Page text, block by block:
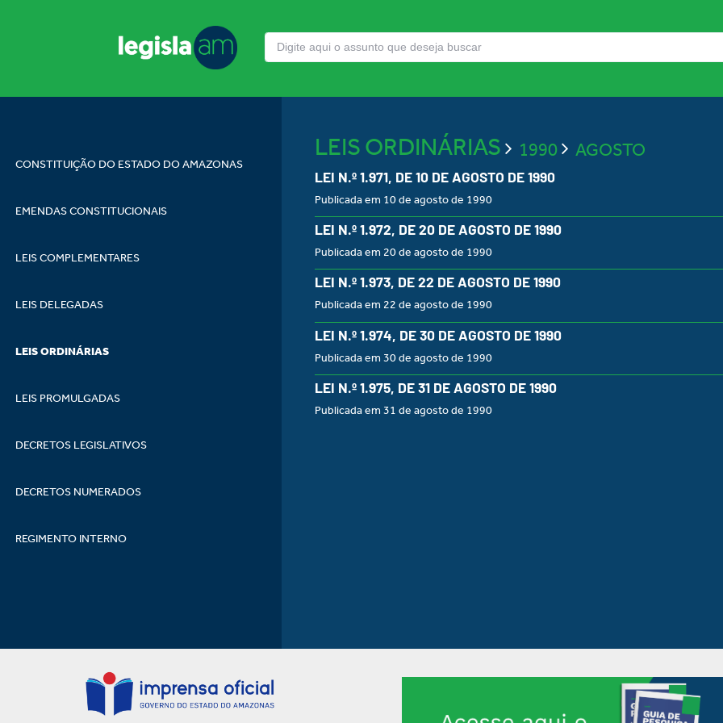
CONSTITUIÇÃO DO ESTADO DO AMAZONAS
EMENDAS CONSTITUCIONAIS
LEIS COMPLEMENTARES
LEIS DELEGADAS
LEIS ORDINÁRIAS
LEIS PROMULGADAS
DECRETOS LEGISLATIVOS
DECRETOS NUMERADOS
REGIMENTO INTERNO
LEIS ORDINÁRIAS 1990 AGOSTO
LEI N.º 1.971, DE 10 DE AGOSTO DE 1990
Publicada em 10 de agosto de 1990
LEI N.º 1.972, DE 20 DE AGOSTO DE 1990
Publicada em 20 de agosto de 1990
LEI N.º 1.973, DE 22 DE AGOSTO DE 1990
Publicada em 22 de agosto de 1990
LEI N.º 1.974, DE 30 DE AGOSTO DE 1990
Publicada em 30 de agosto de 1990
LEI N.º 1.975, DE 31 DE AGOSTO DE 1990
Publicada em 31 de agosto de 1990